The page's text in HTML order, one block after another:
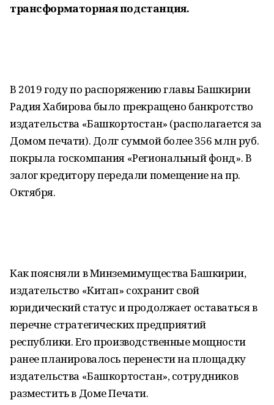
трансформаторная подстанция.
В 2019 году по распоряжению главы Башкирии
Радия Хабирова было прекращено банкротство
издательства «Башкортостан» (располагается за
Домом печати). Долг суммой более 356 млн руб.
покрыла госкомпания «Региональный фонд». В
залог кредитору передали помещение на пр.
Октября.
Как поясняли в Минземимущества Башкирии,
издательство «Китап» сохранит свой
юридический статус и продолжает оставаться в
перечне стратегических предприятий
республики. Его производственные мощности
ранее планировалось перенести на площадку
издательства «Башкортостан», сотрудников
разместить в Доме Печати.